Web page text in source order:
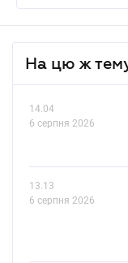
На цю ж
14.04
6 серпня 2026
13.13
6 серпня 2026